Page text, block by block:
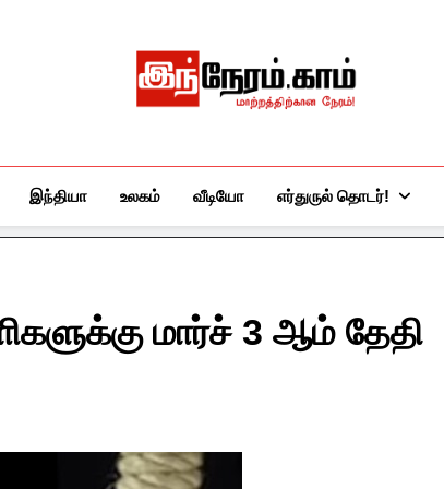
இந்நேரம்.காம்
இந்தியா உலகம் வீடியோ எர்துருல் தொடர்!
மார்ச் 3 ஆம் தேதி